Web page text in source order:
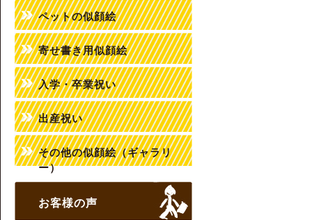
ペットの似顔絵
寄せ書き用似顔絵
入学・卒業祝い
出産祝い
その他の似顔絵（ギャラリ
ー）
お客様の声